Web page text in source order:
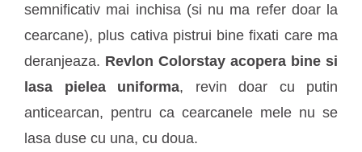
semnificativ mai inchisa (si nu ma refer doar la
cearcane), plus cativa pistrui bine fixati care ma
deranjeaza. Revlon Colorstay acopera bine si
lasa pielea uniforma, revin doar cu putin
anticearcan, pentru ca cearcanele mele nu se
lasa duse cu una, cu doua.